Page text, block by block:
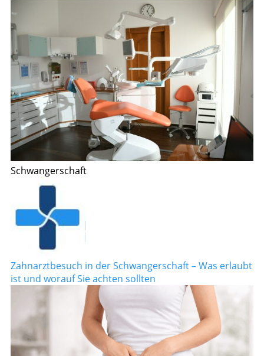
Schwangerschaft
Zahnarztbesuch in der Schwangerschaft – Was erlaubt
ist und worauf Sie achten sollten